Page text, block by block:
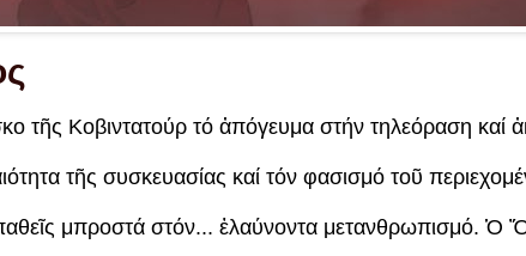
τῆς Κοβιντατούρ τό ἀπόγευμα στήν τηλεόραση καί
τῆς συσκευασίας καί τόν φασισμό τοῦ
μπροστά στόν... ἐλαύνοντα μετανθρωπισμό. Ὁ